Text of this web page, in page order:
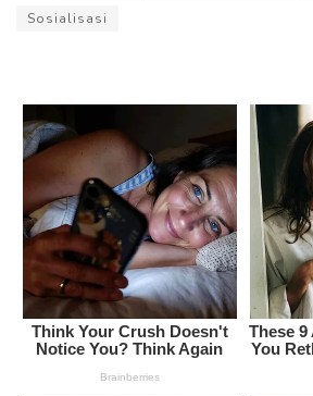
Sosialisasi